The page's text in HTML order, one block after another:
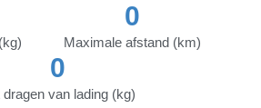
Maximale afstand (km)
0
dragen van lading (kg)
0